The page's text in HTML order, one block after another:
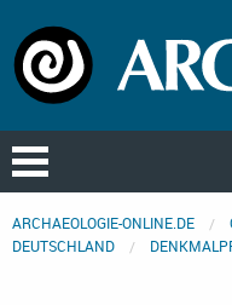
ARCHAEOLOGIE-ONLINE.DE
DEUTSCHLAND